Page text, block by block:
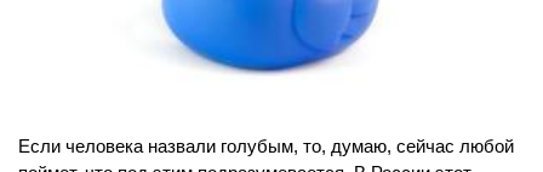
Если человека назвали голубым, то, думаю, сейчас любой